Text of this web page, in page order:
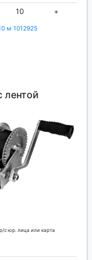
10 +
м 1012925
лентой
с юр. лица или карта